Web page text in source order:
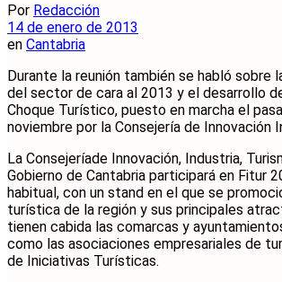
Por Redacción
14 de enero de 2013
en Cantabria
Durante la reunión también se habló sobre
del sector de cara al 2013 y el desarrollo
Choque Turístico, puesto en marcha el
noviembre por la Consejería de Innovación
La Consejeríade Innovación, Industria,
Gobierno de Cantabria participará en Fitur
habitual, con un stand en el que se
turística de la región y sus principales
tienen cabida las comarcas y
como las asociaciones empresariales de
de Iniciativas Turísticas.